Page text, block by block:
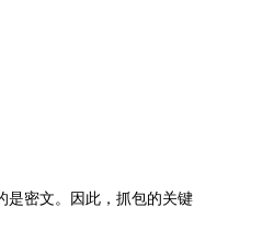
是密文。因此，抓包的关键